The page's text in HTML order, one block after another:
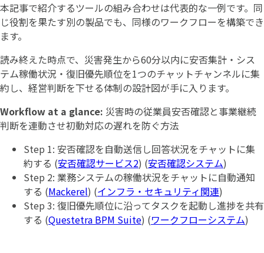
本記事で紹介するツールの組み合わせは代表的な一例です。同
じ役割を果たす別の製品でも、同様のワークフローを構築でき
ます。
読み終えた時点で、災害発生から60分以内に安否集計・シス
テム稼働状況・復旧優先順位を1つのチャットチャンネルに集
約し、経営判断を下せる体制の設計図が手に入ります。
Workflow at a glance: 災害時の従業員安否確認と事業継続
判断を連動させ初動対応の遅れを防ぐ方法
Step 1: 安否確認を自動送信し回答状況をチャットに集
約する (安否確認サービス2) (安否確認システム)
Step 2: 業務システムの稼働状況をチャットに自動通知
する (Mackerel) (インフラ・セキュリティ関連)
Step 3: 復旧優先順位に沿ってタスクを起動し進捗を共有
する (Questetra BPM Suite) (ワークフローシステム)